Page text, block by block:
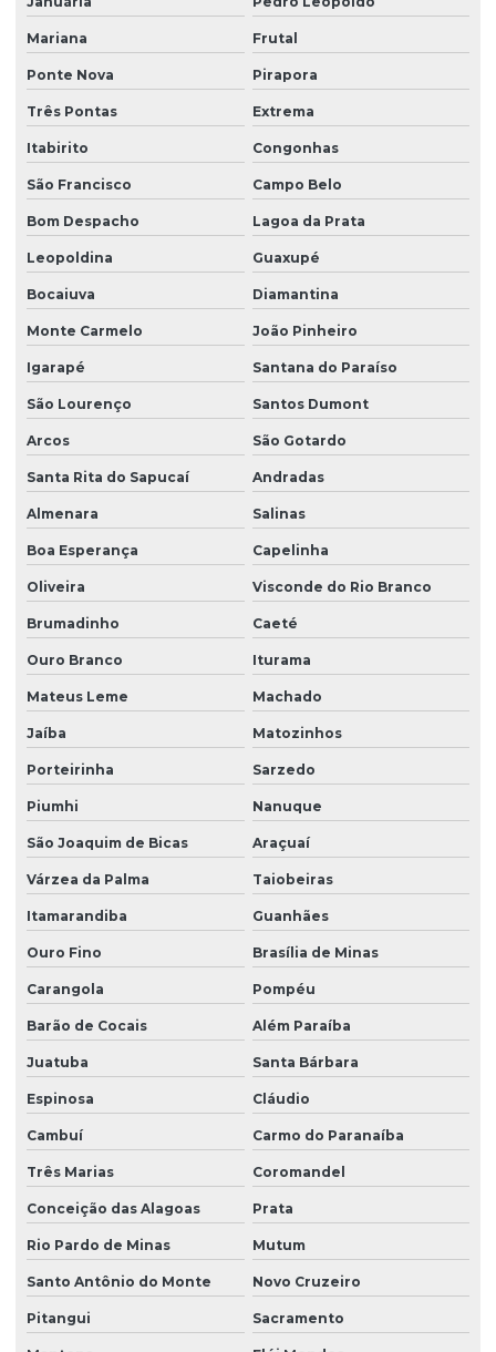
Mariana Frutal
Ponte Nova Pirapora
Três Pontas Extrema
Itabirito Congonhas
São Francisco Campo Belo
Bom Despacho Lagoa da Prata
Leopoldina Guaxupé
Bocaiuva Diamantina
Monte Carmelo João Pinheiro
Igarapé Santana do Paraíso
São Lourenço Santos Dumont
Arcos São Gotardo
Santa Rita do Sapucaí Andradas
Almenara Salinas
Boa Esperança Capelinha
Oliveira Visconde do Rio Branco
Brumadinho Caeté
Ouro Branco Iturama
Mateus Leme Machado
Jaíba Matozinhos
Porteirinha Sarzedo
Piumhi Nanuque
São Joaquim de Bicas Araçuaí
Várzea da Palma Taiobeiras
Itamarandiba Guanhães
Ouro Fino Brasília de Minas
Carangola Pompéu
Barão de Cocais Além Paraíba
Juatuba Santa Bárbara
Espinosa Cláudio
Cambuí Carmo do Paranaíba
Três Marias Coromandel
Conceição das Alagoas Prata
Rio Pardo de Minas Mutum
Santo Antônio do Monte Novo Cruzeiro
Pitangui Sacramento